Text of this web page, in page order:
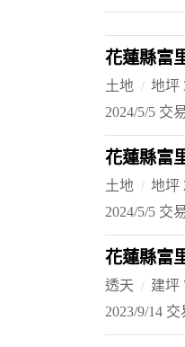
花蓮縣富
土地 地坪
2024/5/5 交
花蓮縣富
土地 地坪
2024/5/5 交
花蓮縣富
透天 建坪
2023/9/14 交